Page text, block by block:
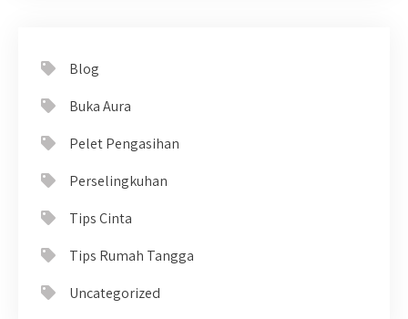
Blog
Buka Aura
Pelet Pengasihan
Perselingkuhan
Tips Cinta
Tips Rumah Tangga
Uncategorized